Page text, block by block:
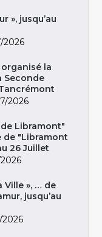
», jusqu’au
2026
organisé la
Seconde
2026
Libramont"
de "Libramont
26 Juillet
Ville », … de
jusqu’au